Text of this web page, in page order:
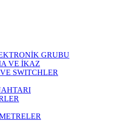
GRUBU
VE İKAZ
SWITCHLER